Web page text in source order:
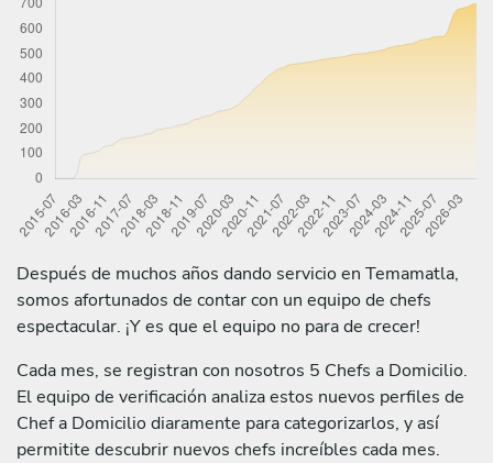
Después de muchos años dando servicio en Temamatla,
somos afortunados de contar con un equipo de chefs
espectacular. ¡Y es que el equipo no para de crecer!
Cada mes, se registran con nosotros 5 Chefs a Domicilio.
El equipo de verificación analiza estos nuevos perfiles de
Chef a Domicilio diaramente para categorizarlos, y así
permitite descubrir nuevos chefs increíbles cada mes.